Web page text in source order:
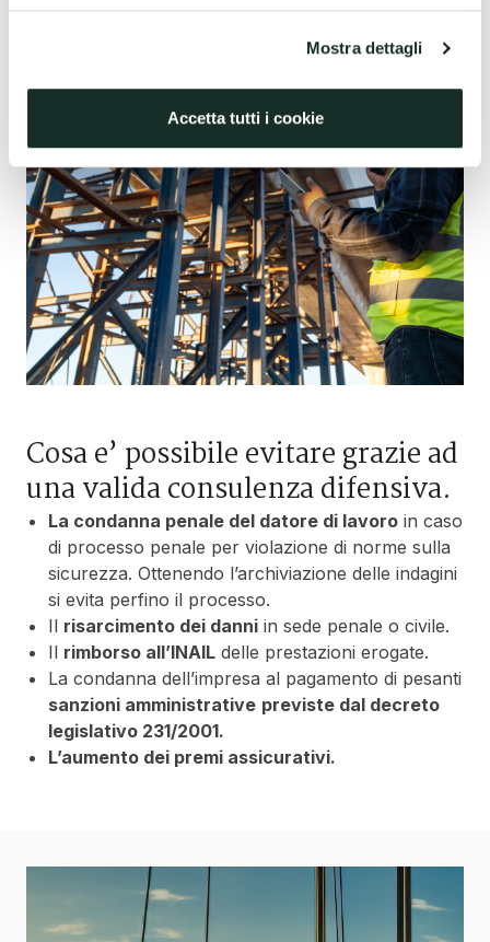
Mostra dettagli
Accetta tutti i cookie
Cosa e’ possibile evitare grazie ad
una valida consulenza difensiva.
La condanna penale del datore di lavoro in caso
di processo penale per violazione di norme sulla
sicurezza. Ottenendo l’archiviazione delle indagini
si evita perfino il processo.
Il risarcimento dei danni in sede penale o civile.
Il rimborso all’INAIL delle prestazioni erogate.
La condanna dell’impresa al pagamento di pesanti
sanzioni amministrative previste dal decreto
legislativo 231/2001.
L’aumento dei premi assicurativi.